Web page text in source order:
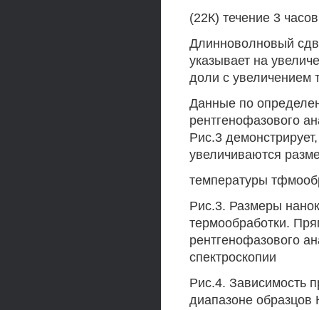
(22К) течение 3 часов
Длинноволновый
указывает на
доли с увеличением
Данные по
рентгенофазового
Рис.3
увеличиваются
температуры
Рис.3. Размеры
термообработки.
рентгенофазового
спектроскопии
Рис.4. Зависимость
диапазоне образцов